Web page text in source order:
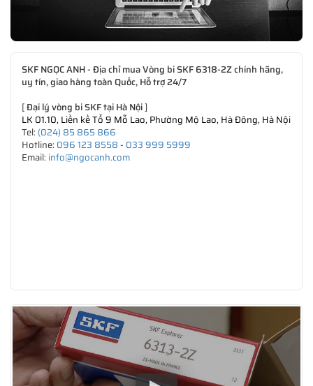
SKF NGỌC ANH - Địa chỉ mua Vòng bi SKF 6318-2Z chính hãng,
uy tín, giao hàng toàn Quốc, Hỗ trợ 24/7
[Đại lý vòng bi SKF tại Hà Nội]
LK 01.10, Liền kề Tổ 9 Mỗ Lao, Phường Mộ Lao, Hà Đông, Hà Nội
Tel: (024) 85 865 866
Hotline: 096 123 8558- 033 999 5999
Email: info@ngocanh.com